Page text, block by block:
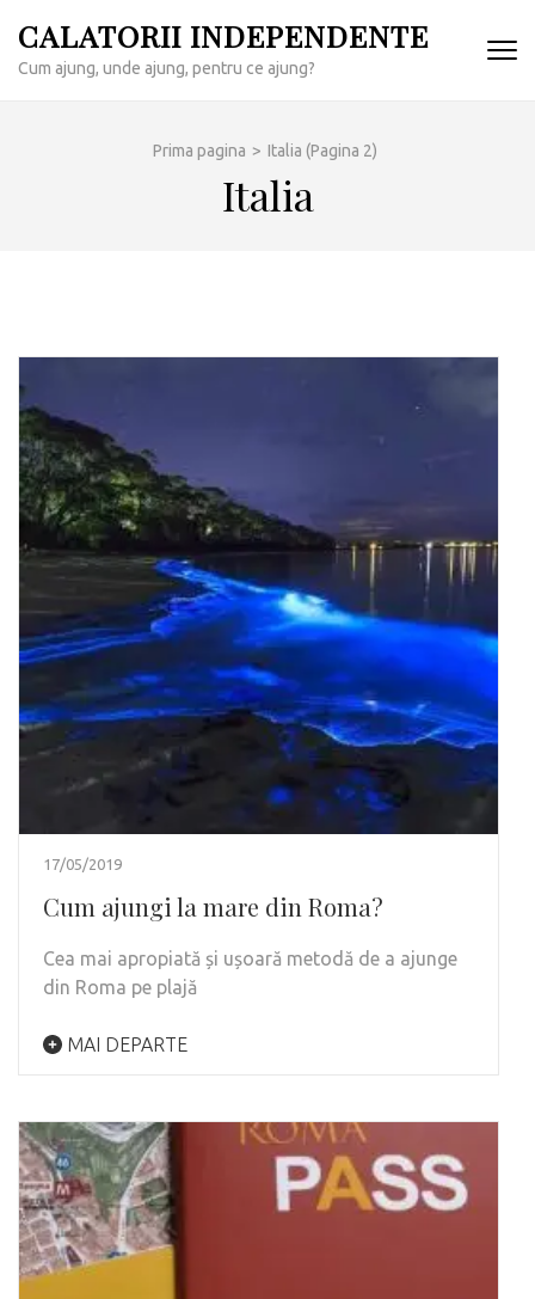
conținut
CALATORII INDEPENDENTE
Cum ajung, unde ajung, pentru ce ajung?
Prima pagina > Italia (Pagina 2)
Italia
17/05/2019
Cum ajungi la mare din Roma?
Cea mai apropiată și ușoară metodă de a ajunge
din Roma pe plajă
MAI DEPARTE